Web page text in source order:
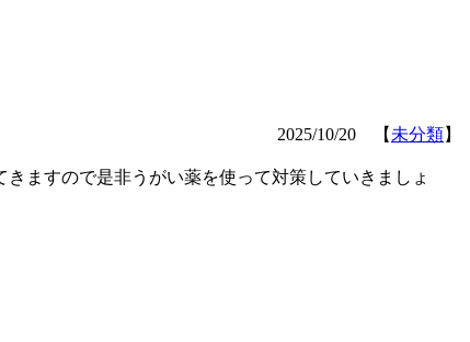
2025/10/20 【 未分類】
ますので是非うがい薬を使って対策していきましょ